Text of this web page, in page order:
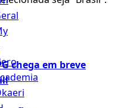
chega em breve